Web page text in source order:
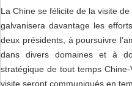
La Chine se félicite de la visite
galvanisera davantage les
deux présidents, à poursuivre
dans divers domaines et à
stratégique de tout temps
visite seront communiqués en